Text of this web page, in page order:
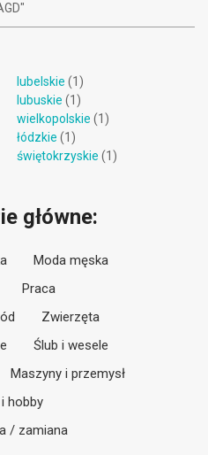
lubelskie (1)
lubuskie (1)
wielkopolskie (1)
łódzkie (1)
świętokrzyskie (1)
główne:
Moda męska
Praca
Zwierzęta
Ślub i wesele
Maszyny i przemysł
hobby
/ zamiana